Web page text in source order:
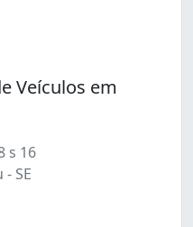
Veículos em
s 16
SE